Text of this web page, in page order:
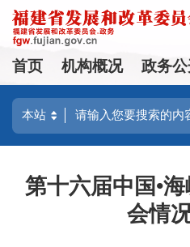
首页 机构概况 政务
第十六届中国•
会情